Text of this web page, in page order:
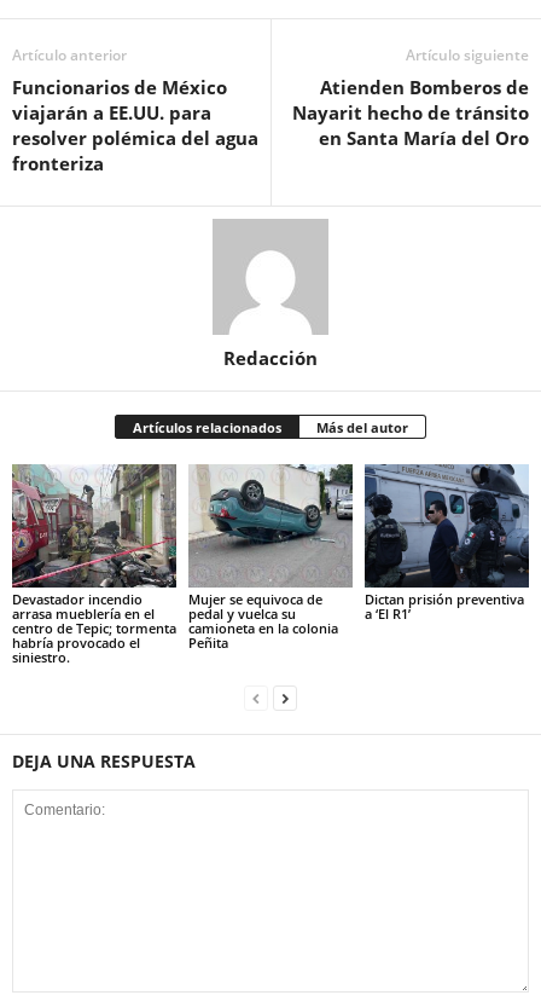
Artículo anterior
Funcionarios de México
viajarán a EE.UU. para
resolver polémica del agua
fronteriza
Artículo siguiente
Atienden Bomberos de
Nayarit hecho de tránsito
en Santa María del Oro
Redacción
Artículos relacionados Más del autor
Devastador incendio
arrasa mueblería en el
centro de Tepic; tormenta
habría provocado el
siniestro.
Mujer se equivoca de
pedal y vuelca su
camioneta en la colonia
Peñita
Dictan prisión preventiva
a ‘El R1’
DEJA UNA RESPUESTA